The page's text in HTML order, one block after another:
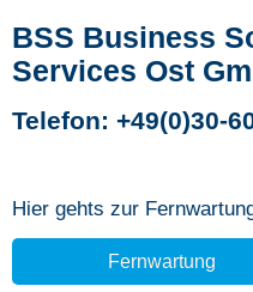
BSS Business
Services Ost
Telefon: +49(0)30-
Hier gehts zur
Fernwartung